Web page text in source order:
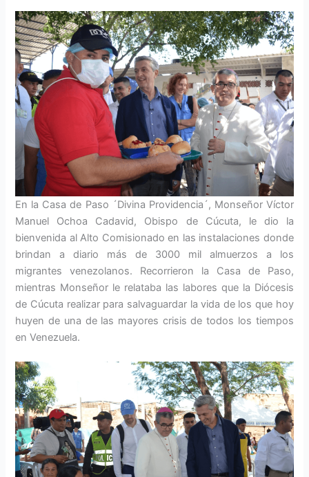
En la Casa de Paso ´Divina Providencia´, Monseñor Víctor
Manuel Ochoa Cadavid, Obispo de Cúcuta, le dio la
bienvenida al Alto Comisionado en las instalaciones donde
brindan a diario más de 3000 mil almuerzos a los
migrantes venezolanos. Recorrieron la Casa de Paso,
mientras Monseñor le relataba las labores que la Diócesis
de Cúcuta realizar para salvaguardar la vida de los que hoy
huyen de una de las mayores crisis de todos los tiempos
en Venezuela.